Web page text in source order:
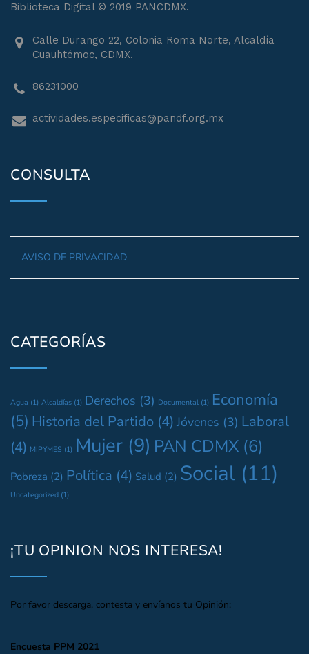
Biblioteca Digital © 2019 PANCDMX.
Calle Durango 22, Colonia Roma Norte, Alcaldía
Cuauhtémoc, CDMX.
86231000
actividades.especificas@pandf.org.mx
CONSULTA
AVISO DE PRIVACIDAD
CATEGORÍAS
Agua (1) Alcaldías (1) Derechos (3) Documental (1) Economía
(5) Historia del Partido (4) Jóvenes (3) Laboral
(4) MIPYMES (1) Mujer (9) PAN CDMX (6)
Pobreza (2) Política (4) Salud (2) Social (11)
Uncategorized (1)
¡TU OPINION NOS INTERESA!
Por favor descarga, contesta y envíanos tu Opinión:
Encuesta PPM 2021